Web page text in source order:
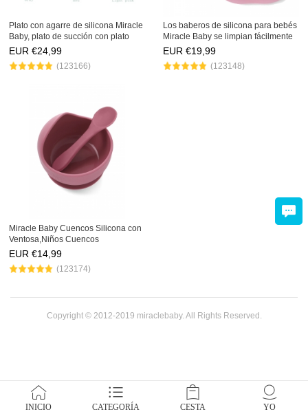
Plato con agarre de silicona Miracle
Baby, plato de succión con plato
dividido, 100% silicona de grado
alimenticio, plato para bebés, apto
para microo
EUR €24,99
(123166)
Los baberos de silicona para bebés
Miracle Baby se limpian fácilmente
con un paño - Babero suave,
cómodo e impermeable, silicona de
grado alimenticio
EUR €19,99
(123148)
Miracle Baby Cuencos Silicona con
Ventosa,Niños Cuencos
Antideslizante Cuencos de
Alimentación,Mantel Individual
Silicona de grado alimenticio para
EUR €14,99
(123174)
Copyright © 2012-2019 miraclebaby. All Rights Reserved.
INICIO CATEGORÍA CESTA YO